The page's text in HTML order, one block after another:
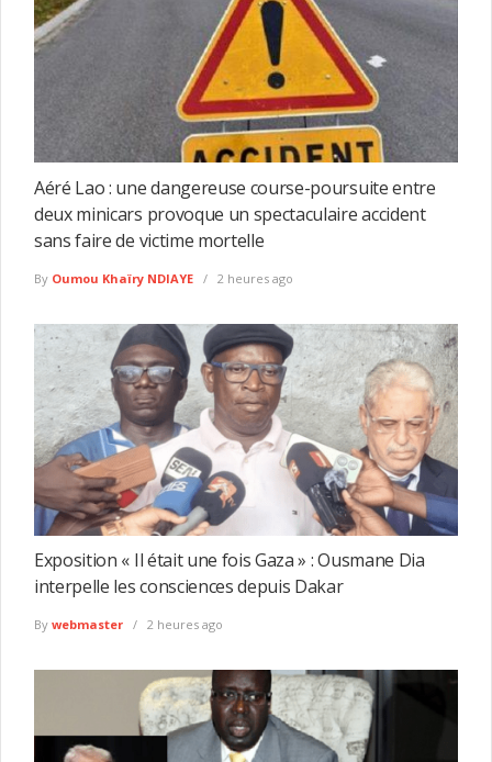
Aéré Lao : une dangereuse course-poursuite entre
deux minicars provoque un spectaculaire accident
sans faire de victime mortelle
By Oumou Khaïry NDIAYE 2 heures ago
Exposition « Il était une fois Gaza » : Ousmane Dia
interpelle les consciences depuis Dakar
By webmaster 2 heures ago